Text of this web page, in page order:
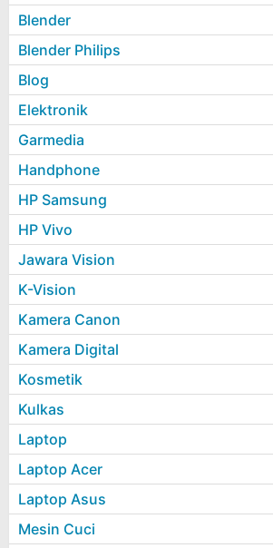
Blender
Blender Philips
Blog
Elektronik
Garmedia
Handphone
HP Samsung
HP Vivo
Jawara Vision
K-Vision
Kamera Canon
Kamera Digital
Kosmetik
Kulkas
Laptop
Laptop Acer
Laptop Asus
Mesin Cuci